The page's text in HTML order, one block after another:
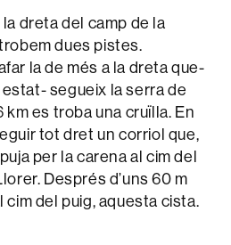
la dreta del camp de la
dues pistes.
la de més a la dreta que-
segueix la serra de
km es troba una cruïlla. En
tot dret un corriol que,
per la carena al cim del
Després d’uns 60 m
cim del puig, aquesta cista.